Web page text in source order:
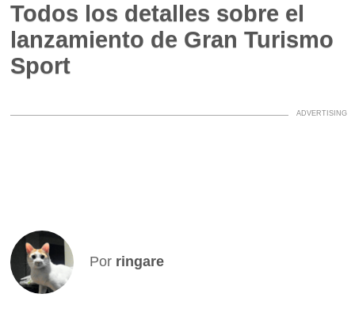
Todos los detalles sobre el
lanzamiento de Gran Turismo
Sport
Por ringare